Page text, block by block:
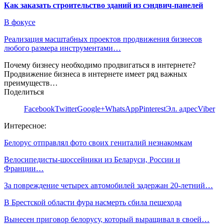
Как заказать строительство зданий из сэндвич-панелей
В фокусе
Реализация масштабных проектов продвижения бизнесов
любого размера инструментами…
Почему бизнесу необходимо продвигаться в интернете?
Продвижение бизнеса в интернете имеет ряд важных
преимуществ…
Поделиться
FacebookTwitterGoogle+WhatsAppPinterestЭл. адресViber
Интересное:
Белорус отправлял фото своих гениталий незнакомкам
Велосипедисты-шоссейники из Беларуси, России и
Франции…
За повреждение четырех автомобилей задержан 20-летний…
В Брестской области фура насмерть сбила пешехода
Вынесен приговор белорусу, который выращивал в своей…